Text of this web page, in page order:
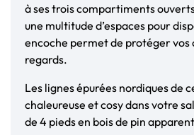
à ses trois compartiments
une multitude d’espaces pour
encoche permet de protéger vos
regards.
Les lignes épurées nordiques de
chaleureuse et cosy dans votre
de 4 pieds en bois de pin